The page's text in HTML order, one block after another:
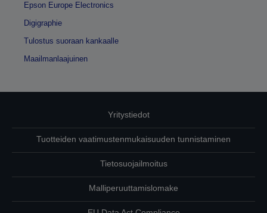
Epson Europe Electronics
Digigraphie
Tulostus suoraan kankaalle
Maailmanlaajuinen
Yritystiedot
Tuotteiden vaatimustenmukaisuuden tunnistaminen
Tietosuojailmoitus
Malliperuuttamislomake